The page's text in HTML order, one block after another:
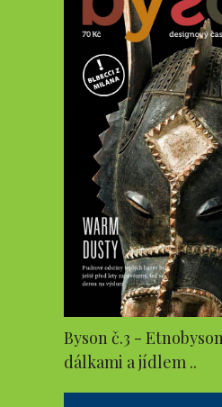
Byson č.3 -
dálkami a jídlem ..